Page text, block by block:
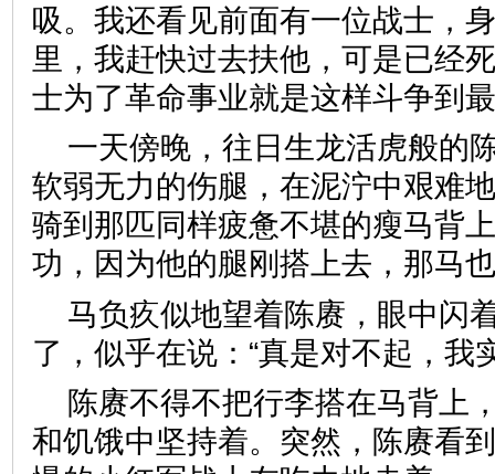
吸。我还看见前面有一位战士，
里，我赶快过去扶他，可是已经
士为了革命事业就是这样斗争到
一天傍晚，往日生龙活虎般的
软弱无力的伤腿，在泥泞中艰难
骑到那匹同样疲惫不堪的瘦马背
功，因为他的腿刚搭上去，那马
马负疚似地望着陈赓，眼中闪
了，似乎在说：“真是对不起，我
陈赓不得不把行李搭在马背上
和饥饿中坚持着。突然，陈赓看